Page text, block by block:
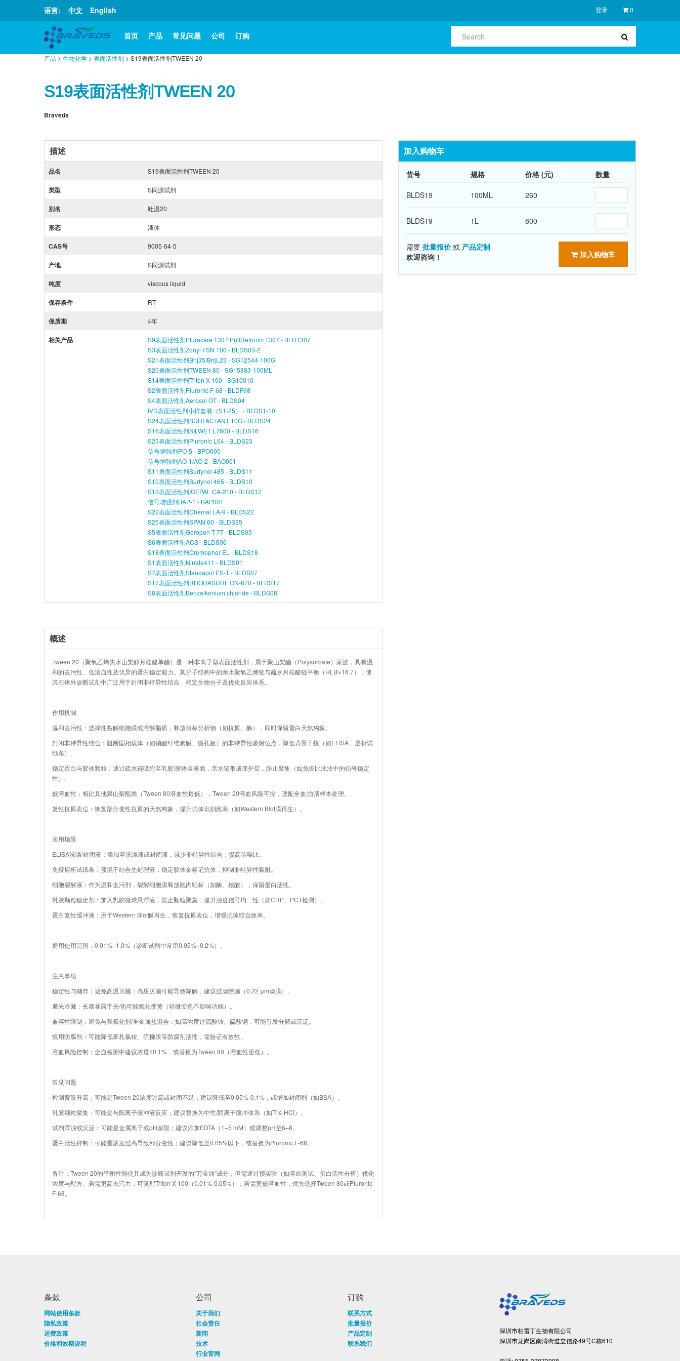
语言: 中文 English 登录 0
首页 产品 常见问题 公司 订购
产品 > 生物化学 > 表面活性剂 > S19表面活性剂TWEEN 20
S19表面活性剂TWEEN 20
Braveds
描述
品名 S19表面活性剂TWEEN 20
类型 S同源试剂
别名 吐温20
形态 液体
CAS号 9005-64-5
产地 S同源试剂
纯度 viscous liquid
保存条件 RT
保质期 4年
相关产品
S9表面活性剂Pluracare 1307 Prill/Tetronic 1307 - BLD1307
S3表面活性剂Zonyl FSN 100 - BLDS03-2
S21表面活性剂Brij35/BrijL23 - SG12544-100G
S20表面活性剂TWEEN 80 - SG15883-100ML
S14表面活性剂Triton X-100 - SG10010
S2表面活性剂Pluronic F-68 - BLDF68
S4表面活性剂Aerosol OT - BLDS04
IVD表面活性剂小样套装（S1-25） - BLDS1-10
S24表面活性剂SURFACTANT 10G - BLDS24
S16表面活性剂SILWET L7600 - BLDS16
S23表面活性剂Pluronic L64 - BLDS23
信号增强剂PO-5 - BPO005
信号增强剂AO-1/AO-2 - BAO001
S11表面活性剂Surfynol 485 - BLDS11
S10表面活性剂Surfynol 465 - BLDS10
S12表面活性剂IGEPAL CA-210 - BLDS12
信号增强剂BAP-1 - BAP001
S22表面活性剂Chemal LA-9 - BLDS22
S25表面活性剂SPAN 60 - BLDS25
S5表面活性剂Geropon T-77 - BLDS05
S6表面活性剂AOS - BLDS06
S18表面活性剂Cremophor EL - BLDS18
S1表面活性剂Ninate411 - BLDS01
S7表面活性剂Standapol ES-1 - BLDS07
S17表面活性剂RHODASURF ON-870 - BLDS17
S8表面活性剂Benzalkonium chloride - BLDS08
概述
Tween 20（聚氧乙烯失水山梨醇月桂酸单酯）是一种非离子型表面活性剂，属于聚山梨酯（Polysorbate）家族，具有温
和的去污性、低溶血性及优异的蛋白稳定能力。其分子结构中的亲水聚氧乙烯链与疏水月桂酸链平衡（HLB≈16.7），使
其在体外诊断试剂中广泛用于封闭非特异性结合、稳定生物分子及优化反应体系。
作用机制
温和去污性：选择性裂解细胞膜或溶解脂质，释放目标分析物（如抗原、酶），同时保留蛋白天然构象。
封闭非特异性结合：阻断固相载体（如硝酸纤维素膜、微孔板）的非特异性吸附位点，降低背景干扰（如ELISA、层析试
纸条）。
稳定蛋白与胶体颗粒：通过疏水链吸附至乳胶/胶体金表面，亲水链形成保护层，防止聚集（如免疫比浊法中的信号稳定
性）。
低溶血性：相比其他聚山梨酯类（Tween 80溶血性最低），Tween 20溶血风险可控，适配全血/血清样本处理。
复性抗原表位：恢复部分变性抗原的天然构象，提升抗体识别效率（如Western Blot膜再生）。
应用场景
ELISA洗涤/封闭液：添加至洗涤液或封闭液，减少非特异性结合，提高信噪比。
免疫层析试纸条：预混于结合垫处理液，稳定胶体金标记抗体，抑制非特异性吸附。
细胞裂解液：作为温和去污剂，裂解细胞膜释放胞内靶标（如酶、核酸），保留蛋白活性。
乳胶颗粒稳定剂：加入乳胶微球悬浮液，防止颗粒聚集，提升浊度信号均一性（如CRP、PCT检测）。
蛋白复性缓冲液：用于Western Blot膜再生，恢复抗原表位，增强抗体结合效率。
通用使用范围：0.01%–1.0%（诊断试剂中常用0.05%–0.2%）。
注意事项
稳定性与储存：避免高温灭菌：高压灭菌可能导致降解，建议过滤除菌（0.22 μm滤膜）。
避光冷藏：长期暴露于光/热可能氧化变黄（轻微变色不影响功能）。
兼容性限制：避免与强氧化剂/重金属盐混合：如高浓度过硫酸铵、硫酸铜，可能引发分解或沉淀。
慎用防腐剂：可能降低苯扎氯铵、硫柳汞等防腐剂活性，需验证有效性。
溶血风险控制：全血检测中建议浓度≤0.1%，或替换为Tween 80（溶血性更低）。
常见问题
检测背景升高：可能是Tween 20浓度过高或封闭不足；建议降低至0.05%-0.1%，或增加封闭剂（如BSA）。
乳胶颗粒聚集：可能是与阳离子缓冲液反应；建议替换为中性/阴离子缓冲体系（如Tris-HCl）。
试剂浑浊或沉淀：可能是金属离子或pH超限；建议添加EDTA（1–5 mM）或调整pH至6–8。
蛋白活性抑制：可能是浓度过高导致部分变性；建议降低至0.05%以下，或替换为Pluronic F-68。
备注：Tween 20的平衡性能使其成为诊断试剂开发的“万金油”成分，但需通过预实验（如溶血测试、蛋白活性分析）优化
浓度与配方。若需更高去污力，可复配Triton X-100（0.01%-0.05%）；若需更低溶血性，优先选择Tween 80或Pluronic
F-68。
加入购物车
货号 规格 价格 (元) 数量
BLDS19 100ML 260
BLDS19 1L 800
加入购物车
需要 批量报价或 产品定制
欢迎咨询！
条款
网站使用条款
隐私政策
运费政策
价格和效期说明
公司
关于我们
社会责任
新闻
技术
行业官网
订购
联系方式
批量报价
产品定制
联系我们
深圳市柏雷丁生物有限公司
深圳市龙岗区南湾街道立信路49号C栋610